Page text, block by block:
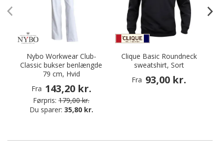
Nybo Workwear Club-
Classic bukser benlængde
79 cm, Hvid
Fra 143,20 kr.
Førpris: 179,00 kr.
Du sparer: 35,80 kr.
Clique Basic Roundneck
sweatshirt, Sort
Fra 93,00 kr.